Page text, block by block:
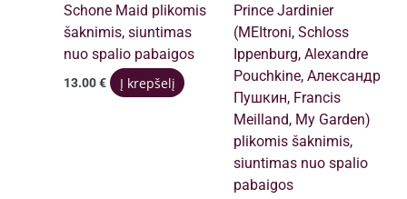
Schone Maid plikomis
šaknimis, siuntimas
nuo spalio pabaigos
13.00€ Į krepšelį
Prince Jardinier
(MEItroni, Schloss
Ippenburg, Alexandre
Pouchkine, Александр
Пушкин, Francis
Meilland, My Garden)
plikomis šaknimis,
siuntimas nuo spalio
pabaigos